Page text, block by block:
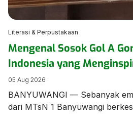
Literasi & Perpustakaan
Mengenal Sosok Gol A
Indonesia yang
Banyuwangi dalam
Mini
05 Aug 2026
BANYUWANGI — Sebanyak
dari MTsN 1 Banyuwangi